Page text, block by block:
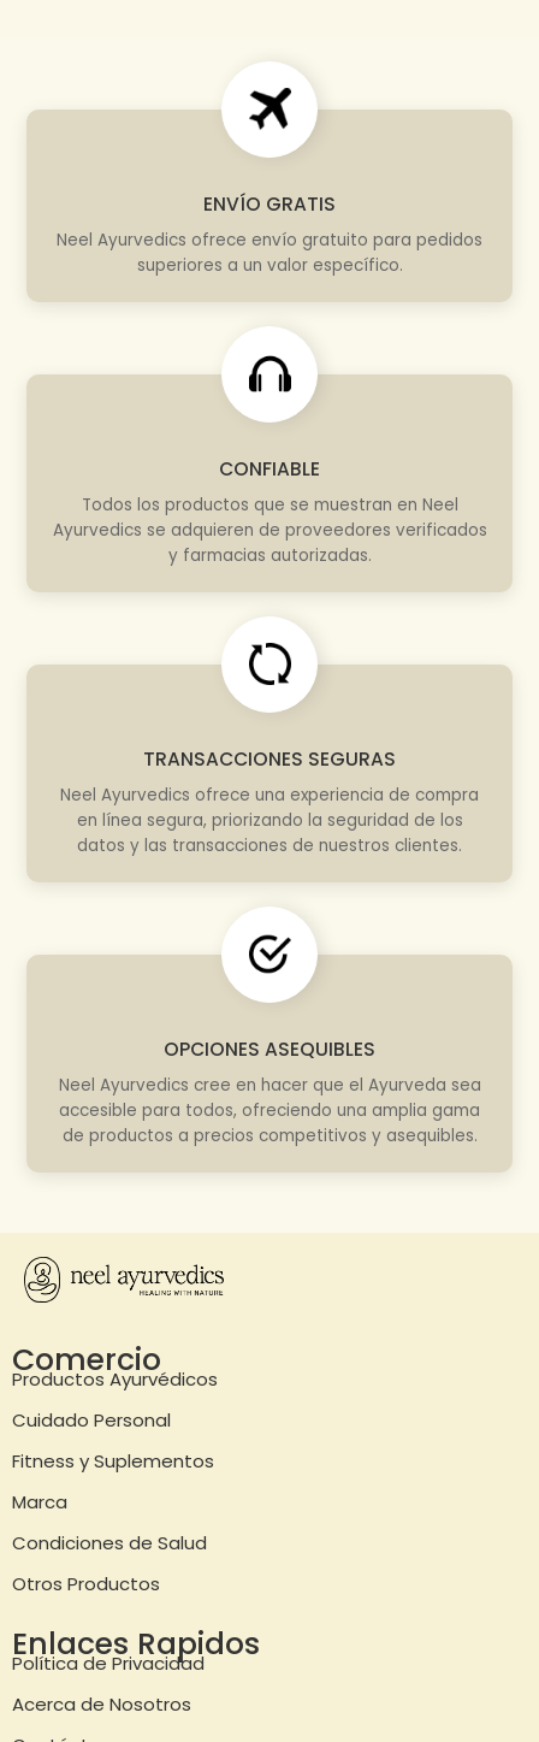
ENVÍO GRATIS
Neel Ayurvedics ofrece envío gratuito para pedidos
superiores a un valor específico.
CONFIABLE
Todos los productos que se muestran en Neel
Ayurvedics se adquieren de proveedores verificados
y farmacias autorizadas.
TRANSACCIONES SEGURAS
Neel Ayurvedics ofrece una experiencia de compra
en línea segura, priorizando la seguridad de los
datos y las transacciones de nuestros clientes.
OPCIONES ASEQUIBLES
Neel Ayurvedics cree en hacer que el Ayurveda sea
accesible para todos, ofreciendo una amplia gama
de productos a precios competitivos y asequibles.
Comercio
Productos Ayurvédicos
Cuidado Personal
Fitness y Suplementos
Marca
Condiciones de Salud
Otros Productos
Enlaces Rapidos
Política de Privacidad
Acerca de Nosotros